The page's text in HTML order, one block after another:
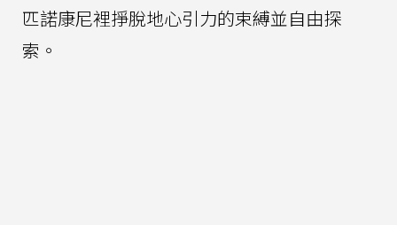
匹諾康尼裡掙脫地心引力的束縛並自由探
索。